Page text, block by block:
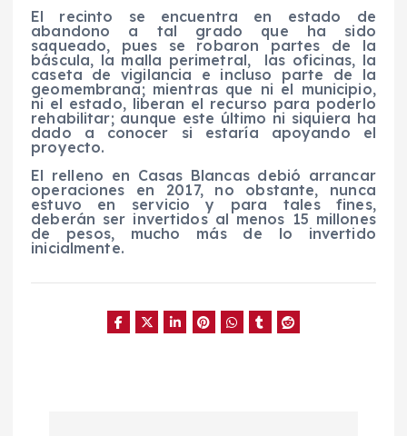
El recinto se encuentra en estado de
abandono a tal grado que ha sido
saqueado, pues se robaron partes de la
báscula, la malla perimetral, las oficinas, la
caseta de vigilancia e incluso parte de la
geomembrana; mientras que ni el municipio,
ni el estado, liberan el recurso para poderlo
rehabilitar; aunque este último ni siquiera ha
dado a conocer si estaría apoyando el
proyecto.
El relleno en Casas Blancas debió arrancar
operaciones en 2017, no obstante, nunca
estuvo en servicio y para tales fines,
deberán ser invertidos al menos 15 millones
de pesos, mucho más de lo invertido
inicialmente.